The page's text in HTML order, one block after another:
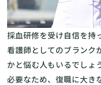
採血研修を受け自信を持
看護師としてのブランク
かと悩む人もいるでしょ
必要なため、復職に大き